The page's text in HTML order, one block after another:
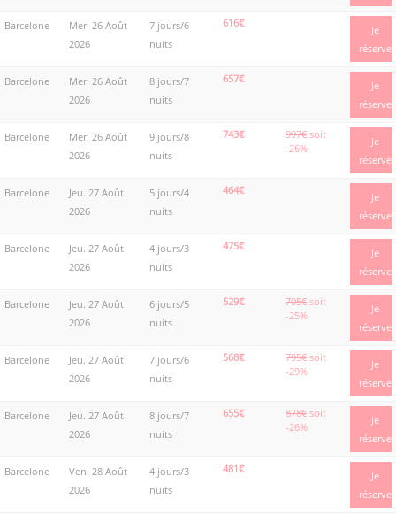
Barcelone
Mer. 26 Août
2026
7 jours/6
nuits
616€
Je
réserve
Barcelone
Mer. 26 Août
2026
8 jours/7
nuits
657€
Je
réserve
Barcelone
Mer. 26 Août
2026
9 jours/8
nuits
743€ 997€ soit
-26%
Je
réserve
Barcelone
Jeu. 27 Août
2026
5 jours/4
nuits
464€
Je
réserve
Barcelone
Jeu. 27 Août
2026
4 jours/3
nuits
475€
Je
réserve
Barcelone
Jeu. 27 Août
2026
6 jours/5
nuits
529€ 705€ soit
-25%
Je
réserve
Barcelone
Jeu. 27 Août
2026
7 jours/6
nuits
568€ 795€ soit
-29%
Je
réserve
Barcelone
Jeu. 27 Août
2026
8 jours/7
nuits
655€ 878€ soit
-26%
Je
réserve
Barcelone
Ven. 28 Août
2026
4 jours/3
nuits
481€
Je
réserve